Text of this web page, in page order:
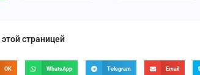
страницей
OK WhatsApp Telegram Email